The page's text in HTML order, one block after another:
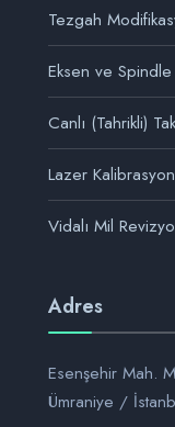
Tezgah
Eksen ve
Canlı (Tahrikli)
Lazer
Vidalı Mil
Adres
Esenşehir Mah.
Ümraniye /